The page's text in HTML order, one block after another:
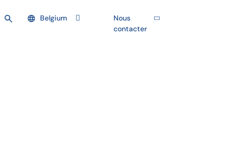
Belgium
Nous
contacter